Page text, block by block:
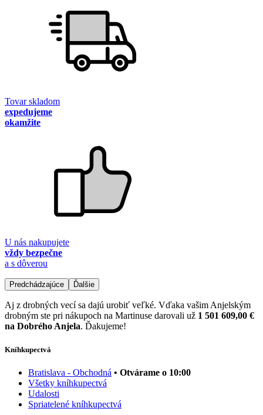
Tovar skladom
expedujeme
okamžite
U nás nakupujete
vždy bezpečne
a s dôverou
Predchádzajúce Ďalšie
Aj z drobných vecí sa dajú urobiť veľké. Vďaka vašim Anjelským
drobným ste pri nákupoch na Martinuse darovali už 1 501 609,00 €
na Dobrého Anjela. Ďakujeme!
Kníhkupectvá
Bratislava - Obchodná • Otvárame o 10:00
Všetky kníhkupectvá
Udalosti
Spriatelené kníhkupectvá